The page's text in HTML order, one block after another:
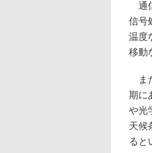
通
信号
温度
移動
ま
期に
や光
天候
ると